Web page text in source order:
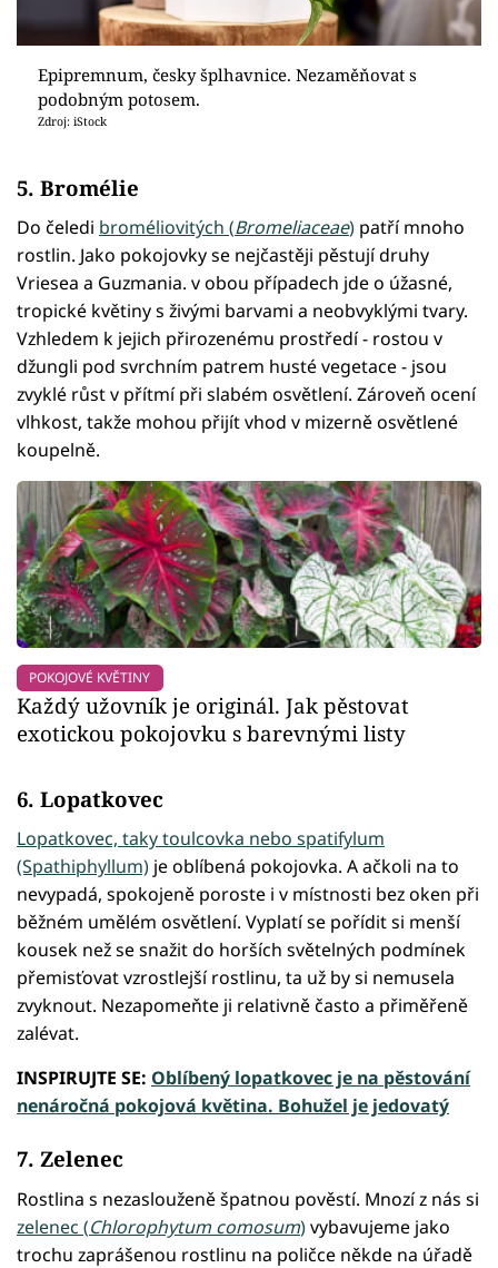
Epipremnum, česky šplhavnice. Nezaměňovat s
podobným potosem.
Zdroj: iStock
5. Bromélie
Do čeledi broméliovitých (Bromeliaceae) patří mnoho
rostlin. Jako pokojovky se nejčastěji pěstují druhy
Vriesea a Guzmania. v obou případech jde o úžasné,
tropické květiny s živými barvami a neobvyklými tvary.
Vzhledem k jejich přirozenému prostředí - rostou v
džungli pod svrchním patrem husté vegetace - jsou
zvyklé růst v přítmí při slabém osvětlení. Zároveň ocení
vlhkost, takže mohou přijít vhod v mizerně osvětlené
koupelně.
POKOJOVÉ KVĚTINY
Každý užovník je originál. Jak pěstovat
exotickou pokojovku s barevnými listy
6. Lopatkovec
Lopatkovec, taky toulcovka nebo spatifylum
(Spathiphyllum) je oblíbená pokojovka. A ačkoli na to
nevypadá, spokojeně poroste i v místnosti bez oken při
běžném umělém osvětlení. Vyplatí se pořídit si menší
kousek než se snažit do horších světelných podmínek
přemisťovat vzrostlejší rostlinu, ta už by si nemusela
zvyknout. Nezapomeňte ji relativně často a přiměřeně
zalévat.
INSPIRUJTE SE: Oblíbený lopatkovec je na pěstování
nenáročná pokojová květina. Bohužel je jedovatý
7. Zelenec
Rostlina s nezaslouženě špatnou pověstí. Mnozí z nás si
zelenec (Chlorophytum comosum)vybavujeme jako
trochu zaprášenou rostlinu na poličce někde na úřadě